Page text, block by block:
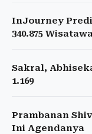
InJourney
340.875
Sakral,
1.169
Prambanan
Ini Agendanya